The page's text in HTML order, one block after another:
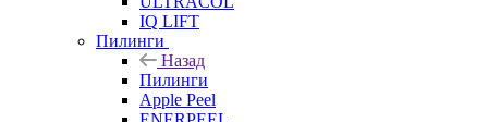
IQ LIFT
Пилинги
Назад
Пилинги
Apple Peel